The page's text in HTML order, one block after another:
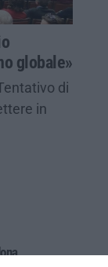
globale»
di
in